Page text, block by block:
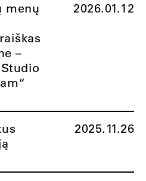
menų
–
2026.01.12
2025.11.26